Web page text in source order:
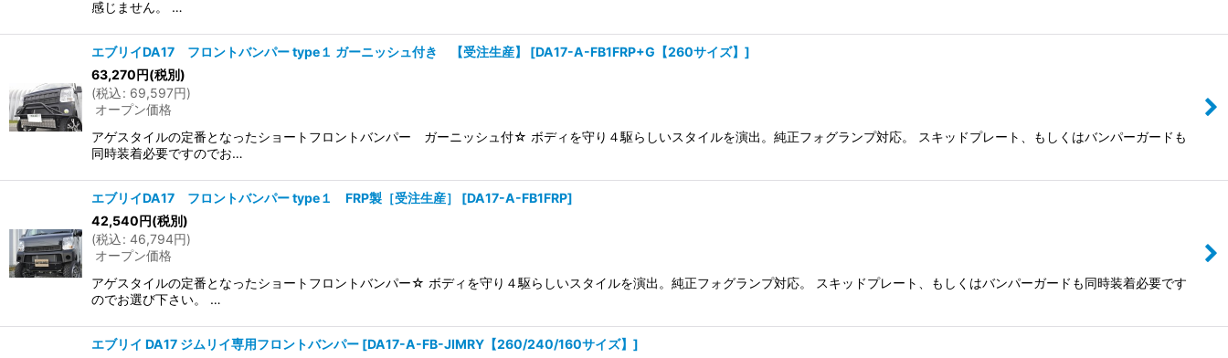
感じません。 …
エブリイDA17 フロントバンパー type１ ガーニッシュ付き 【受注生産】 [DA17-A-FB1FRP+G【260サイズ】 ]
63,270円(税別)
(税込: 69,597円)
オープン価格
アゲスタイルの定番となったショートフロントバンパー ガーニッシュ付☆ ボディを守り４駆らしいスタイルを演出。純正フォグランプ対応。 スキッドプレート、もしくはバンパーガードも
同時装着必要ですのでお…
エブリイDA17 フロントバンパー type１ FRP製［受注生産］ [DA17-A-FB1FRP]
42,540円(税別)
(税込: 46,794円)
オープン価格
アゲスタイルの定番となったショートフロントバンパー☆ ボディを守り４駆らしいスタイルを演出。純正フォグランプ対応。 スキッドプレート、もしくはバンパーガードも同時装着必要です
のでお選び下さい。 …
エブリイ DA17 ジムリイ専用フロントバンパー [DA17-A-FB-JIMRY【260/240/160サイズ】 ]